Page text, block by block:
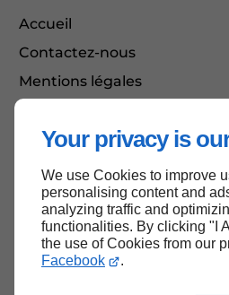
Your privacy is
We use Cookies to improve
personalising content and
analyzing traffic and
functionalities. By clicking "I
the use of Cookies from our
Facebook
.
Accueil
Contactez-nous
Mentions légales
Haut de